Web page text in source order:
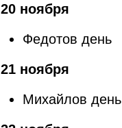
20 ноября
Федотов день
21 ноября
Михайлов день